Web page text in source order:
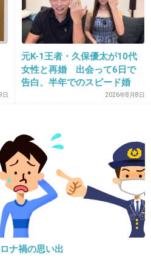
てきた時はビックリした
+53 -2
が好きでした。
る声は良かったですね。
+105
元K-1王者・久保優太が10代
女性と再婚 出会って6日で
告白、半年でのスピード婚
2026年8月8日
ナ禍の思い出